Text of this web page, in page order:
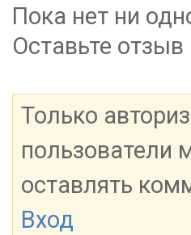
Пока нет ни
Оставьте
Только
пользователи
оставлять
Вход